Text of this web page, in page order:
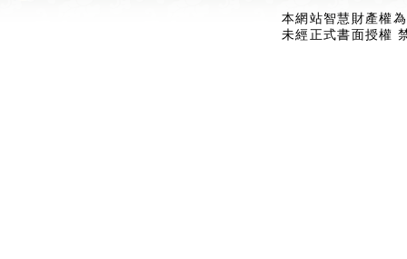
本網站智慧財產權
未經正式書面授權